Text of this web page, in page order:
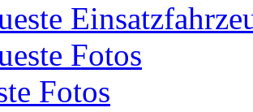
Fotos
Fotos